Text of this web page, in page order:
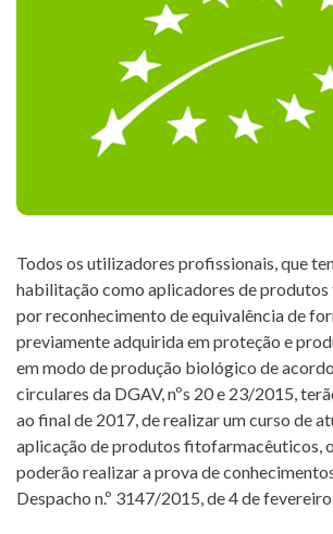
INSPECTION
FORMATIONS
PROJECTS
E-
LEARNING
PLATFORM
+351 268 626 546 | E.
agricert@agricert.pt
Todos os utilizadores profissionais, que
habilitação como aplicadores de
por reconhecimento de equivalência de
previamente adquirida em proteção e
em modo de produção biológico de
circulares da DGAV, nºs 20 e 23/2015,
ao final de 2017, de realizar um curso de
aplicação de produtos fitofarmacêuticos,
poderão realizar a prova de
Despacho n.º 3147/2015, de 4 de